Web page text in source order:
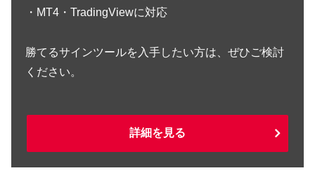
・MT4・TradingViewに対応
勝てるサインツールを入手したい方は、ぜひご検討
ください。
詳細を見る